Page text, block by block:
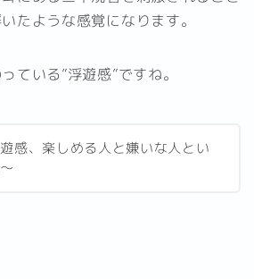
たような感覚になります。
ている”浮遊感”ですね。
感、楽しめる人と嫌いな人とい